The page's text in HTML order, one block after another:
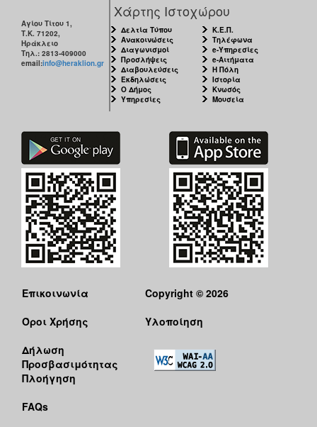
Αγίου Τίτου 1,
Τ.Κ. 71202,
Ηράκλειο
Τηλ.: 2813-409000
email:info@heraklion.gr
Χάρτης Ιστοχώρου
Δελτία Τύπου
Ανακοινώσεις
Διαγωνισμοί
Προσλήψεις
Διαβουλεύσεις
Εκδηλώσεις
Ο Δήμος
Υπηρεσίες
Κ.Ε.Π.
Τηλέφωνα
e-Υπηρεσίες
e-Αιτήματα
Η Πόλη
Ιστορία
Κνωσός
Μουσεία
Επικοινωνία
Όροι Χρήσης
Δήλωση
Προσβασιμότητας
Πλοήγηση
FAQs
Copyright © 2026
Υλοποίηση